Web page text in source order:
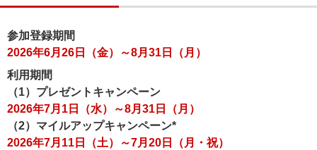
参加登録期間
2026年6月26日（金）～8月31日（月）
利用期間
（1）プレゼントキャンペーン
2026年7月1日（水）～8月31日（月）
（2）マイルアップキャンペーン*
2026年7月11日（土）～7月20日（月・祝）